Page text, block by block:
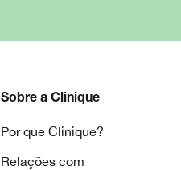
Sobre a Clinique
Por que Clinique?
Relações com